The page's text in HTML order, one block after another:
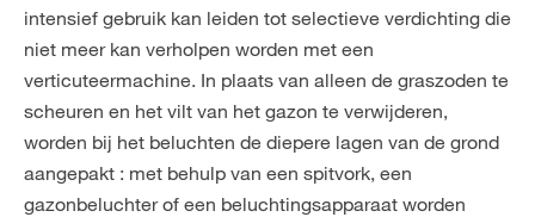
intensief gebruik kan leiden tot selectieve verdichting die
niet meer kan verholpen worden met een
verticuteermachine. In plaats van alleen de graszoden te
scheuren en het vilt van het gazon te verwijderen,
worden bij het beluchten de diepere lagen van de grond
aangepakt : met behulp van een spitvork, een
gazonbeluchter of een beluchtingsapparaat worden